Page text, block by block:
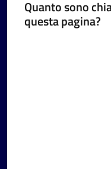
Quanto sono
questa pagina?